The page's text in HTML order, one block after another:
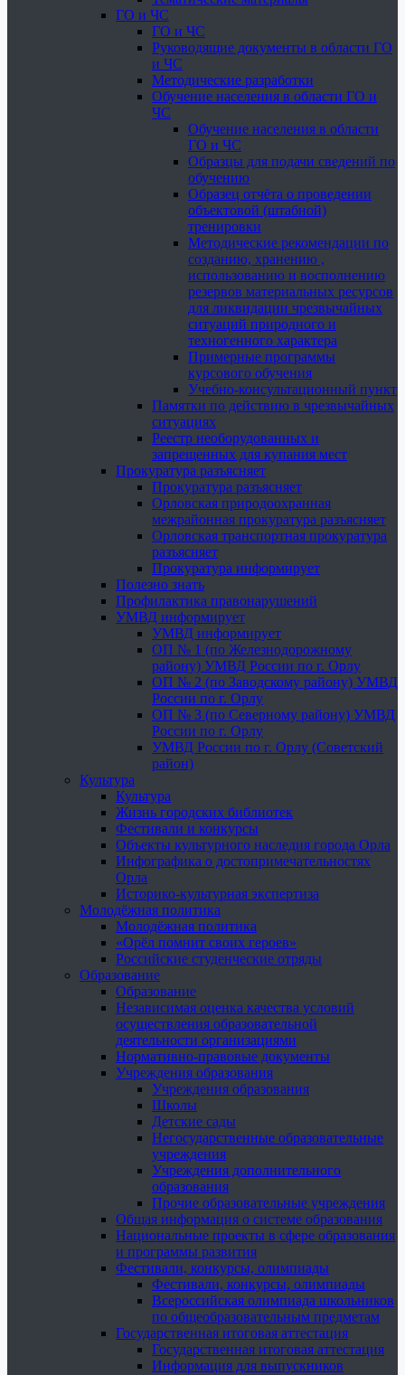
ГО и ЧС
ГО и ЧС
Руководящие документы в области ГО
и ЧС
Методические разработки
Обучение населения в области ГО и
ЧС
Обучение населения в области
ГО и ЧС
Образцы для подачи сведений по
обучению
Образец отчёта о проведении
объектовой (штабной)
тренировки
Методические рекомендации по
созданию, хранению ,
использованию и восполнению
резервов материальных ресурсов
для ликвидации чрезвычайных
ситуаций природного и
техногенного характера
Примерные программы
курсового обучения
Учебно-консультационный пункт
Памятки по действию в чрезвычайных
ситуациях
Реестр необорудованных и
запрещенных для купания мест
Прокуратура разъясняет
Прокуратура разъясняет
Орловская природоохранная
межрайонная прокуратура разъясняет
Орловская транспортная прокуратура
разъясняет
Прокуратура информирует
Полезно знать
Профилактика правонарушений
УМВД информирует
УМВД информирует
ОП № 1 (по Железнодорожному
району) УМВД России по г. Орлу
ОП № 2 (по Заводскому району) УМВД
России по г. Орлу
ОП № 3 (по Северному району) УМВД
России по г. Орлу
УМВД России по г. Орлу (Советский
район)
Культура
Культура
Жизнь городских библиотек
Фестивали и конкурсы
Объекты культурного наследия города Орла
Инфографика о достопримечательностях
Орла
Историко-культурная экспертиза
Молодёжная политика
Молодёжная политика
«Орёл помнит своих героев»
Российские студенческие отряды
Образование
Образование
Независимая оценка качества условий
осуществления образовательной
деятельности организациями
Нормативно-правовые документы
Учреждения образования
Учреждения образования
Школы
Детские сады
Негосударственные образовательные
учреждения
Учреждения дополнительного
образования
Прочие образовательные учреждения
Общая информация о системе образования
Национальные проекты в сфере образования
и программы развития
Фестивали, конкурсы, олимпиады
Фестивали, конкурсы, олимпиады
Всероссийская олимпиада школьников
по общеобразовательным предметам
Государственная итоговая аттестация
Государственная итоговая аттестация
Информация для выпускников